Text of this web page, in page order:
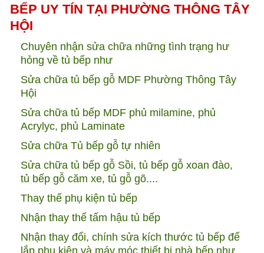
BẾP UY TÍN TẠI PHƯỜNG THÔNG TÂY
HỘI
Chuyên nhận sửa chữa những tình trạng hư
hỏng về tủ bếp như
Sửa chữa tủ bếp gỗ MDF Phường Thông Tây
Hội
Sửa chữa tủ bếp MDF phủ milamine, phủ
Acrylyc, phủ Laminate
Sửa chữa Tủ bếp gỗ tự nhiên
Sửa chữa tủ bếp gỗ Sồi, tủ bếp gỗ xoan đào,
tủ bếp gỗ căm xe, tủ gỗ gõ....
Thay thế phụ kiện tủ bếp
Nhận thay thế tấm hậu tủ bếp
Nhận thay đổi, chính sửa kích thước tủ bếp để
lắp phụ kiện và máy móc thiết bị nhà bếp như,